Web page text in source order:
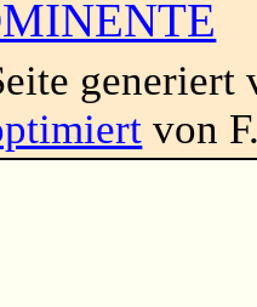
generiert
von